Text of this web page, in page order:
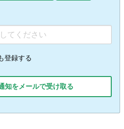
登録する
知をメールで受け取る